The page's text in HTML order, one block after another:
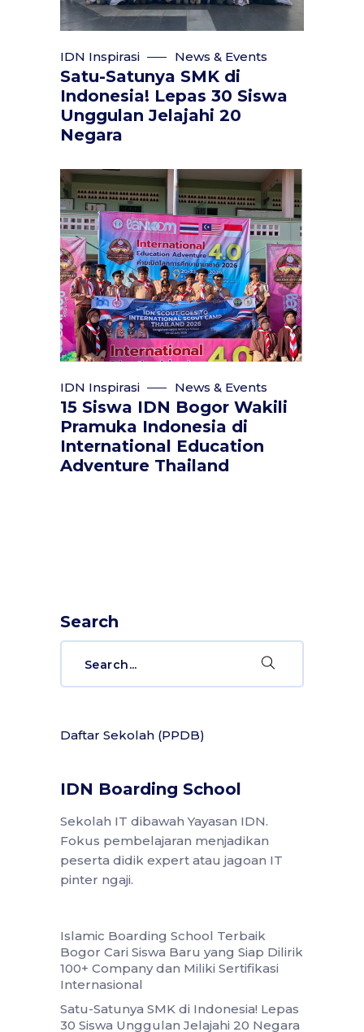
IDN Inspirasi News & Events
Satu-Satunya SMK di
Indonesia! Lepas 30 Siswa
Unggulan Jelajahi 20
Negara
IDN Inspirasi News & Events
15 Siswa IDN Bogor Wakili
Pramuka Indonesia di
International Education
Adventure Thailand
Search
Daftar Sekolah (PPDB)
IDN Boarding School
Sekolah IT dibawah Yayasan IDN.
Fokus pembelajaran menjadikan
peserta didik expert atau jagoan IT
pinter ngaji.
Islamic Boarding School Terbaik
Bogor Cari Siswa Baru yang Siap Dilirik
100+ Company dan Miliki Sertifikasi
Internasional
Satu-Satunya SMK di Indonesia! Lepas
30 Siswa Unggulan Jelajahi 20 Negara